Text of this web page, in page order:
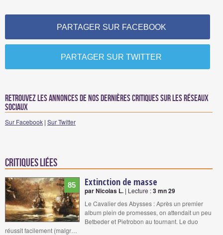
PARTAGER SUR FACEBOOK
PARTAGER SUR TWITTER
Retrouvez les annonces de nos dernières critiques sur les réseaux
sociaux
Sur Facebook | Sur Twitter
Critiques liées
85 Extinction de masse
par Nicolas L. | Lecture :3 mn 29
Le Cavalier des Abysses : Après un premier
album plein de promesses, on attendait un peu
Betbeder et Pietrobon au tournant. Le duo
réussit facilement (malgr…